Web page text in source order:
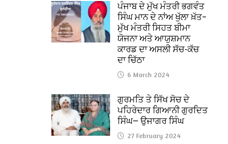
ਪੰਜਾਬ ਦੇ ਮੁੱਖ ਮੰਤਰੀ ਭਗਵੰਤ
ਸਿੰਘ ਮਾਨ ਦੇ ਨਾਂਅ ਖੁੱਲਾ ਖ਼ੱਤ–
ਮੁੱਖ ਮੰਤਰੀ ਸਿਹਤ ਬੀਮਾ
ਯੋਜਨਾ ਅਤੇ ਆਯੁਸ਼ਮਾਨ
ਕਾਰਡ ਦਾ ਅਸਲੀ ਸੱਚ-ਕੱਚ
ਦਾ ਚਿੱਠਾ
6 March 2024
ਗੁਰਮਤਿ ਤੇ ਸਿੱਖ ਸੋਚ ਦੇ
ਪਹਿਰੇਦਾਰ ਗਿਆਨੀ ਗੁਰਦਿਤ
ਸਿੰਘ— ਉਜਾਗਰ ਸਿੰਘ
27 February 2024